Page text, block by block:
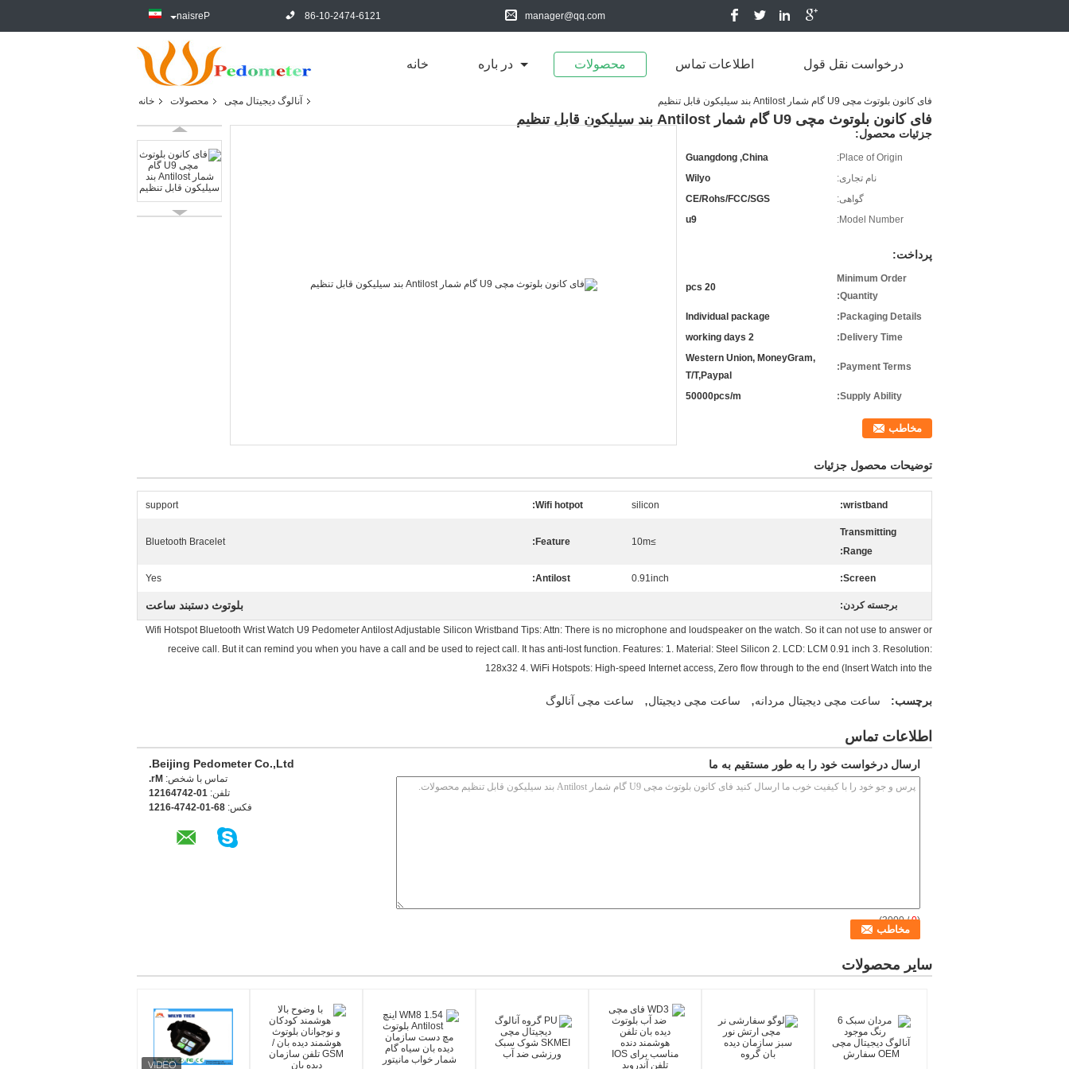
manager@qq.com
86-10-2474-6121
Persian
خانه در باره محصولات اطلاعات تماس درخواست نقل قول
خانه محصولات آنالوگ دیجیتال مچی فای کانون بلوتوث مچی U9 گام شمار Antilost بند سیلیکون قابل تنظیم
فای کانون بلوتوث مچی U9 گام شمار Antilost بند سیلیکون قابل تنظیم
جزئیات محصول:
Place of Origin:
Guangdong ,China
نام تجاری:
Wilyo
گواهی:
CE/Rohs/FCC/SGS
Model Number:
u9
پرداخت:
Minimum Order
Quantity:
20 pcs
Packaging Details:
Individual package
Delivery Time:
2 working days
Payment Terms:
Western Union, MoneyGram,
T/T,Paypal
Supply Ability:
50000pcs/m
مخاطب
توضیحات محصول جزئیات
wristband:
silicon
Wifi hotpot:
support
Transmitting
Range:
≥10m
Feature:
Bluetooth Bracelet
Screen:
0.91inch
Antilost:
Yes
برجسته کردن: بلوتوث دستبند ساعت
Wifi Hotspot Bluetooth Wrist Watch U9 Pedometer Antilost Adjustable Silicon Wristband Tips: Attn: There is no microphone and loudspeaker on the watch. So it can not use to answer or
receive call. But it can remind you when you have a call and be used to reject call. It has anti-lost function. Features: 1. Material: Steel Silicon 2. LCD: LCM 0.91 inch 3. Resolution:
128x32 4. WiFi Hotspots: High-speed Internet access, Zero flow through to the end (Insert Watch into the
برچسب: ساعت مچی دیجیتال مردانه, ساعت مچی دیجیتال, ساعت مچی آنالوگ
اطلاعات تماس
Beijing Pedometer Co.,Ltd.
تماس با شخص: Mr.
تلفن: 10-24746121
فکس: 86-10-2474-6121
ارسال درخواست خود را به طور مستقیم به ما
(
0
/ 3000)
سایر محصولات